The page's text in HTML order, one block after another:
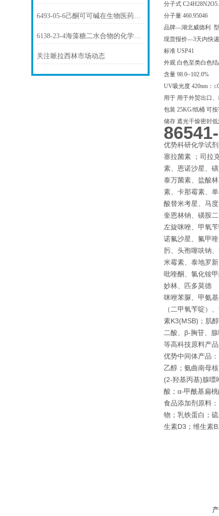
6493-05-6己酮可可碱在生物医药中的应用
6138-23-4海藻糖二水合物的化学性质及其应用
关注哌拉西林市场动态
分子式
分子量 460.95046
品牌—湖北威德利
现货报价—3天内快
标准 USP41
外观 白色至类白色
含量 98.0~102.0%
UV吸光度 420nm：
用于 用于外贸出口
包装 25KG/纸桶 可
储存 遮光干燥密封
优势科研化学试
塞拉菌素 ；司拉
素、恩诺沙星、
泰万菌素、盐酸
素、卡那霉素、
酸替米考星、马
奎恩林钠、磺胺
左旋咪唑、甲氧
诺氟沙星、氟甲
肟、头孢噻呋钠
米霉素、泰地罗
吡喹酮、氯化铵
妙林、匹多莫德
咪唑苯脲、甲氨
（二甲氧苄啶）
素K3(MSB)；肌
二酸、β-胸苷、
等高科技原料产
优势中间体产品
乙醇；氨曲南母
(2-羟基丙基)腺嘌
酸；α-甲酰基扁
食品添加剂原料
物；乳铁蛋白；
生素D3；维生素